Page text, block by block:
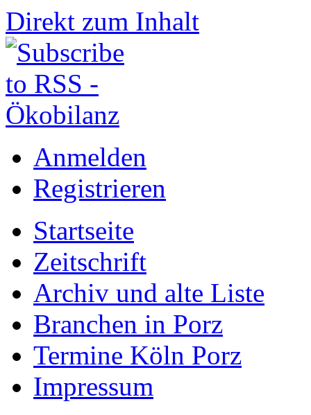
Direkt zum Inhalt
Anmelden
Registrieren
Startseite
Zeitschrift
Archiv und alte Liste
Branchen in Porz
Termine Köln Porz
Impressum